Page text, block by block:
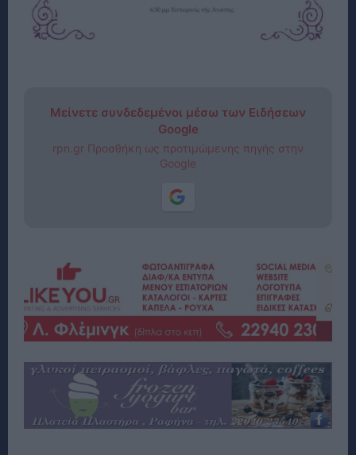
Μείνετε συνδεδεμένοι μέσω των Ειδήσεων
Google
rpn.gr Προσθήκη ως προτιμώμενης πηγής στην
Google